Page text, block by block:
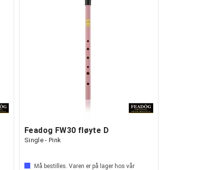
Feadog FW30 fløyte D
Single - Pink
Må bestilles. Varen er på lager hos vår